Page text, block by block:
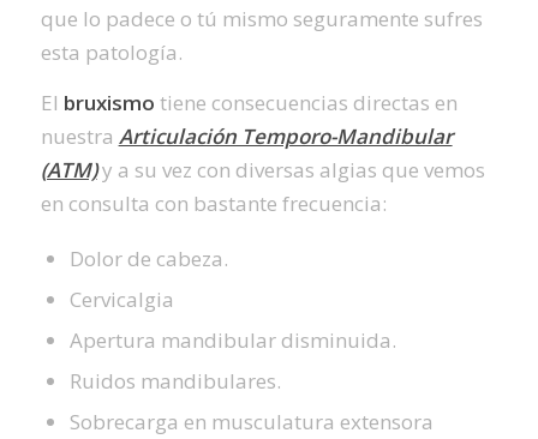
que lo padece o tú mismo seguramente sufres
esta patología.
El bruxismo tiene consecuencias directas en
nuestra Articulación Temporo-Mandibular
(ATM)y a su vez con diversas algias que vemos
en consulta con bastante frecuencia:
Dolor de cabeza.
Cervicalgia
Apertura mandibular disminuida.
Ruidos mandibulares.
Sobrecarga en musculatura extensora